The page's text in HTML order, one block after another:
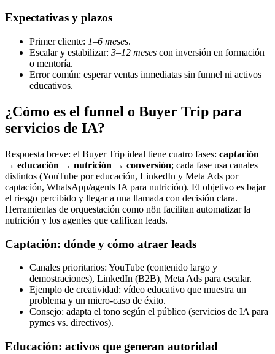
Expectativas y plazos
Primer cliente: 1–6 meses.
Escalar y estabilizar: 3–12 meses con inversión en formación
o mentoría.
Error común: esperar ventas inmediatas sin funnel ni activos
educativos.
¿Cómo es el funnel o Buyer Trip para
servicios de IA?
Respuesta breve: el Buyer Trip ideal tiene cuatro fases: captación
→ educación → nutrición → conversión; cada fase usa canales
distintos (YouTube por educación, LinkedIn y Meta Ads por
captación, WhatsApp/agents IA para nutrición). El objetivo es bajar
el riesgo percibido y llegar a una llamada con decisión clara.
Herramientas de orquestación como n8n facilitan automatizar la
nutrición y los agentes que califican leads.
Captación: dónde y cómo atraer leads
Canales prioritarios: YouTube (contenido largo y
demostraciones), LinkedIn (B2B), Meta Ads para escalar.
Ejemplo de creatividad: vídeo educativo que muestra un
problema y un micro-caso de éxito.
Consejo: adapta el tono según el público (servicios de IA para
pymes vs. directivos).
Educación: activos que generan autoridad